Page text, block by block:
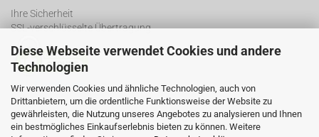
Diese Webseite verwendet Cookies und andere
Technologien
Wir verwenden Cookies und ähnliche Technologien, auch von
Drittanbietern, um die ordentliche Funktionsweise der Website zu
gewährleisten, die Nutzung unseres Angebotes zu analysieren und Ihnen
ein bestmögliches Einkaufserlebnis bieten zu können. Weitere
Ihre Sicherheit
SSL-verschlüsselte Übertragung
SSL Certificate